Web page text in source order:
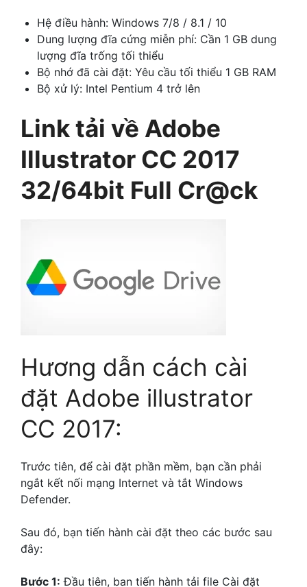
Hệ điều hành: Windows 7/8 / 8.1 / 10
Dung lượng đĩa cứng miễn phí: Cần 1 GB dung
lượng đĩa trống tối thiểu
Bộ nhớ đã cài đặt: Yêu cầu tối thiểu 1 GB RAM
Bộ xử lý: Intel Pentium 4 trở lên
Link tải về Adobe
Illustrator CC 2017
32/64bit Full Cr@ck
Hương dẫn cách cài
đặt Adobe illustrator
CC 2017:
Trước tiên, để cài đặt phần mềm, bạn cần phải
ngắt kết nối mạng Internet và tắt Windows
Defender.
Sau đó, bạn tiến hành cài đặt theo các bước sau
đây:
Bước 1: Đầu tiên, ban tiến hành tải file Cài đặt